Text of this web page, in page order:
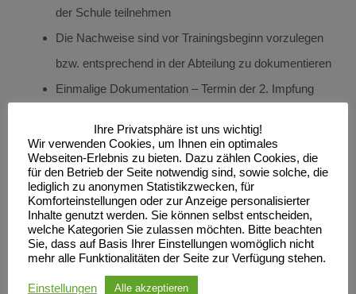
der Schule teilnehmen
Die Nachweise sind vor Trainingsbeginn vorzulegen
bzw. entsprechend in der Abteilung zu dokumentieren
Einmalige Dokumentation – Termin der 2. Impfung
regelmäßige Dokumentation – Selbsttest bzw.
Schnelltest
Die Gruppenstärke je Trainingseinheit bzw. Kurs ist
auf 15 Teilnehmer (incl. Trainer) begrenzt (Geimpfte
und Genesene inclusive), darum ist eine Anmeldung
in den Gruppen wenigstens 2 Tage vorher notwendig
Ihre Privatsphäre ist uns wichtig!
Wir verwenden Cookies, um Ihnen ein optimales
Webseiten-Erlebnis zu bieten. Dazu zählen Cookies, die
für den Betrieb der Seite notwendig sind, sowie solche, die
lediglich zu anonymen Statistikzwecken, für
Komforteinstellungen oder zur Anzeige personalisierter
Inhalte genutzt werden. Sie können selbst entscheiden,
welche Kategorien Sie zulassen möchten. Bitte beachten
Sie, dass auf Basis Ihrer Einstellungen womöglich nicht
mehr alle Funktionalitäten der Seite zur Verfügung stehen.
Einstellungen Alle akzeptieren